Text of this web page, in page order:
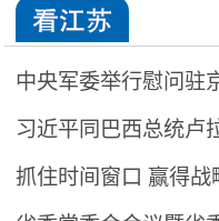
中央军委举行慰问驻
习近平向全军老同志
习近平同巴西总统卢
抓住时间窗口 赢得战